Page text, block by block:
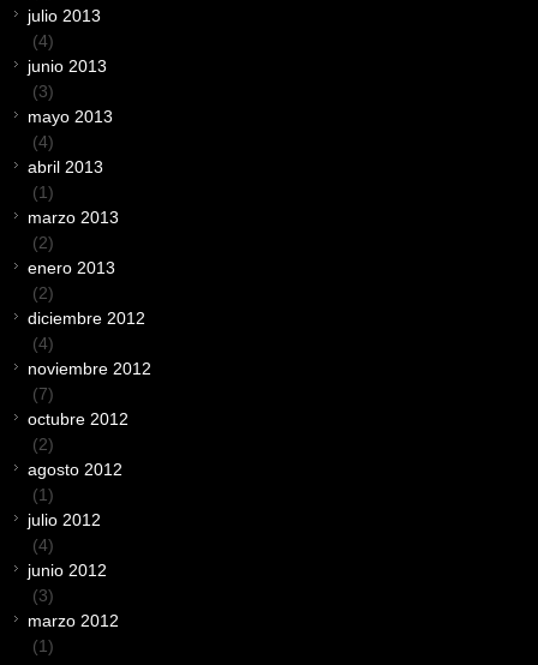
julio 2013
(4)
junio 2013
(3)
mayo 2013
(4)
abril 2013
(1)
marzo 2013
(2)
enero 2013
(2)
diciembre 2012
(4)
noviembre 2012
(7)
octubre 2012
(2)
agosto 2012
(1)
julio 2012
(4)
junio 2012
(3)
marzo 2012
(1)